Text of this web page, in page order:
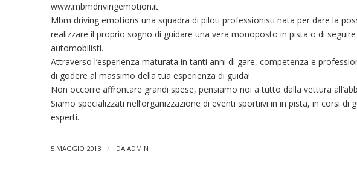
www.mbmdrivingemotion.it
Mbm driving emotions una squadra di piloti professionisti nata per dare la
realizzare il proprio sogno di guidare una vera monoposto in pista o di
automobilisti.
Attraverso l’esperienza maturata in tanti anni di gare, competenza e
di godere al massimo della tua esperienza di guida!
Non occorre affrontare grandi spese, pensiamo noi a tutto dalla vettura
Siamo specializzati nell’organizzazione di eventi sportiivi in in pista, in corsi di
esperti.
5 MAGGIO 2013 / DA ADMIN